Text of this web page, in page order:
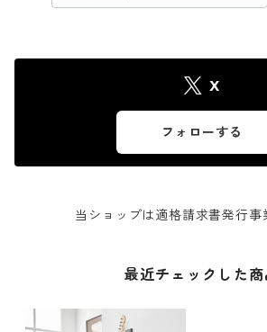
X
フォローする
当ショップは適格請求書発行事
最近チェックした商